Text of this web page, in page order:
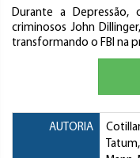
Durante a
criminosos John
transformando o FBI na
AUTORIA